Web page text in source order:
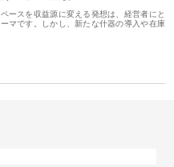
ースを収益源に変える発想は、経営者にと
マです。しかし、新たな什器の導入や在庫